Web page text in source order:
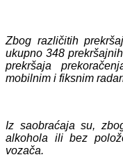
Zbog različitih
ukupno 348
prekršaja
mobilnim i fiksnim
Iz saobraćaja su,
alkohola ili bez
vozača.